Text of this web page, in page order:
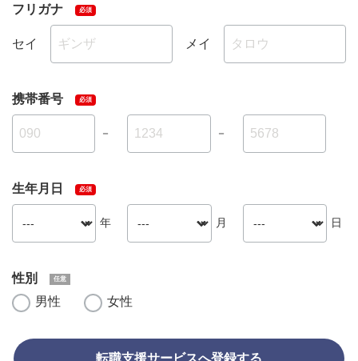
フリガナ
セイ メイ
携帯番号
－ －
生年月日
年 月 日
性別
男性
女性
転職支援サービスへ登録する